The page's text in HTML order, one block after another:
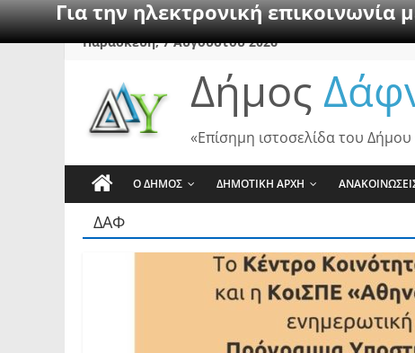
Για την ηλεκτρονική
SkipΠαρασκευή, 7 Αυγούστου 2026
Δήμος
«Επίσημη ιστοσελίδα του
Ο ΔΗΜΟΣ ΔΗΜΟΤΙΚΗ ΑΡΧΗ
ΔΑΦ